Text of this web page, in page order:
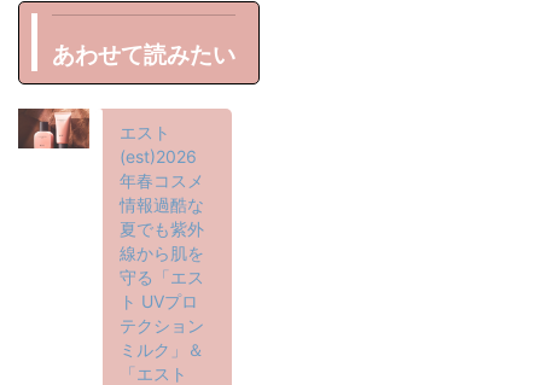
あわせて読みたい
エスト
(est)2026
年春コスメ
情報過酷な
夏でも紫外
線から肌を
守る「エス
ト UVプロ
テクション
ミルク」＆
「エスト